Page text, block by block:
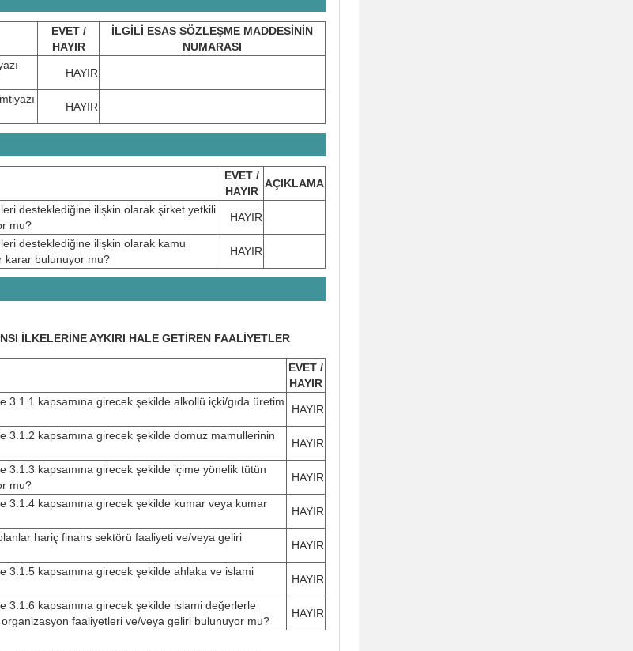
EVET /
HAYIR
İLGİLİ ESAS SÖZLEŞME MADDESİNİN
NUMARASI
HAYIR
HAYIR
EVET /
HAYIR
AÇIKLAMA
desteklediğine ilişkin olarak şirket yetkili
mu?
HAYIR
desteklediğine ilişkin olarak kamu
karar bulunuyor mu?
HAYIR
İLKELERİNE AYKIRI HALE GETİREN FAALİYETLER
EVET /
HAYIR
kapsamına girecek şekilde alkollü içki/gıda üretim
HAYIR
3.1.2 kapsamına girecek şekilde domuz mamullerinin
HAYIR
3.1.3 kapsamına girecek şekilde içime yönelik tütün
mu?
HAYIR
3.1.4 kapsamına girecek şekilde kumar veya kumar
HAYIR
hariç finans sektörü faaliyeti ve/veya geliri
HAYIR
3.1.5 kapsamına girecek şekilde ahlaka ve islami
HAYIR
3.1.6 kapsamına girecek şekilde islami değerlerle
faaliyetleri ve/veya geliri bulunuyor mu?
HAYIR